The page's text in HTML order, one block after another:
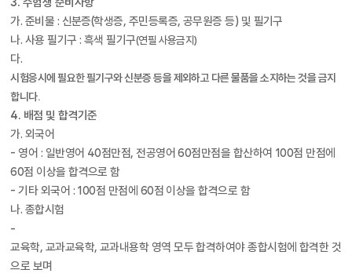
가. 준비물 : 신분증(학생증, 주민등록증, 공무원증 등) 및 필기구
나. 사용 필기구 : 흑색 필기구(연필 사용금지)
다.
시험응시에 필요한 필기구와 신분증 등을 제외하고 다른 물품을 소지하는 것을 금지
합니다.
4. 배점 및 합격기준
가. 외국어
- 영어 : 일반영어 40점만점, 전공영어 60점만점을 합산하여 100점 만점에
60점 이상을 합격으로 함
- 기타 외국어 : 100점 만점에 60점 이상을 합격으로 함
나. 종합시험
-
교육학, 교과교육학, 교과내용학 영역 모두 합격하여야 종합시험에 합격한 것
으로 보며